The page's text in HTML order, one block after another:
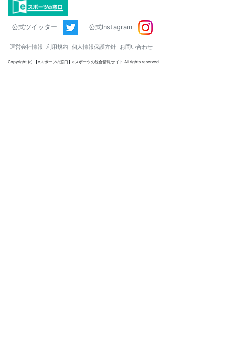
公式ツイッター 公式Instagram
運営会社情報 利用規約 個人情報保護方針 お問い合わせ
Copyright (c) 【eスポーツの窓口】eスポーツの総合情報サイト All rights reserved.